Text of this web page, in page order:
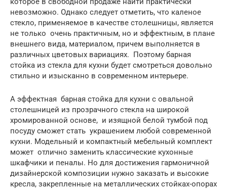
невозможно. Однако следует отметить, что каленое
стекло, применяемое в качестве столешницы, является
не только очень практичным, но и эффектным, в плане
внешнего вида, материалом, причем выполняется в
различных цветовых вариациях. Поэтому барная
стойка из стекла для кухни будет смотреться довольно
стильно и изысканно в современном интерьере.
А эффектная барная стойка для кухни с овальной
столешницей из прозрачного стекла на широкой
хромированной основе, и изящной белой тумбой под
посуду сможет стать украшением любой современной
кухни. Модельный и компактный мебельный комплект
может отлично заменить классические кухонные
шкафчики и пеналы. Но для достижения гармоничной
дизайнерской композиции нужно заказать и высокие
кресла, закрепленные на металлических стойках-опорах